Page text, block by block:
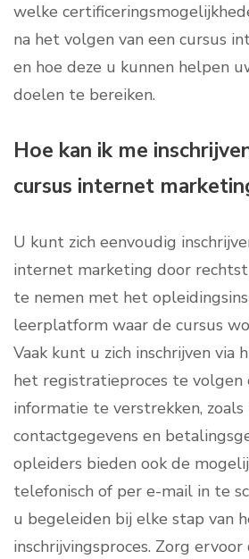
welke
na het volgen van een cursus
en hoe deze u kunnen helpen
doelen te bereiken.
Hoe kan ik me
cursus internet
U kunt zich eenvoudig
internet marketing door
te nemen met het
leerplatform waar de cursus
Vaak kunt u zich inschrijven via
het registratieproces te volgen
informatie te verstrekken, zoals
contactgegevens en
opleiders bieden ook de
telefonisch of per e-mail in te
u begeleiden bij elke stap van
inschrijvingsproces. Zorg